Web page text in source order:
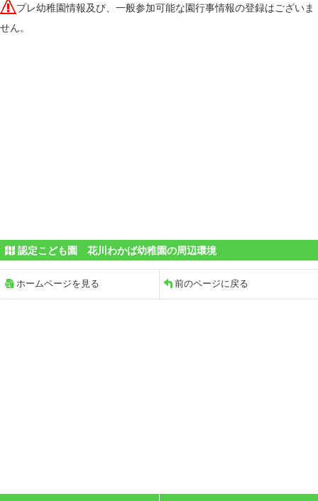
プレ幼稚園情報及び、一般参加可能な園行事情報の登録はございま
せん。
認定こども園 花川わかば幼稚園の周辺環境
ホームページを見る 前のページに戻る